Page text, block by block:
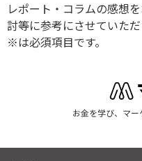
レポート・コラムの感想
討等に参考にさせていただ
※は必須項目です。
お金を学び、マ